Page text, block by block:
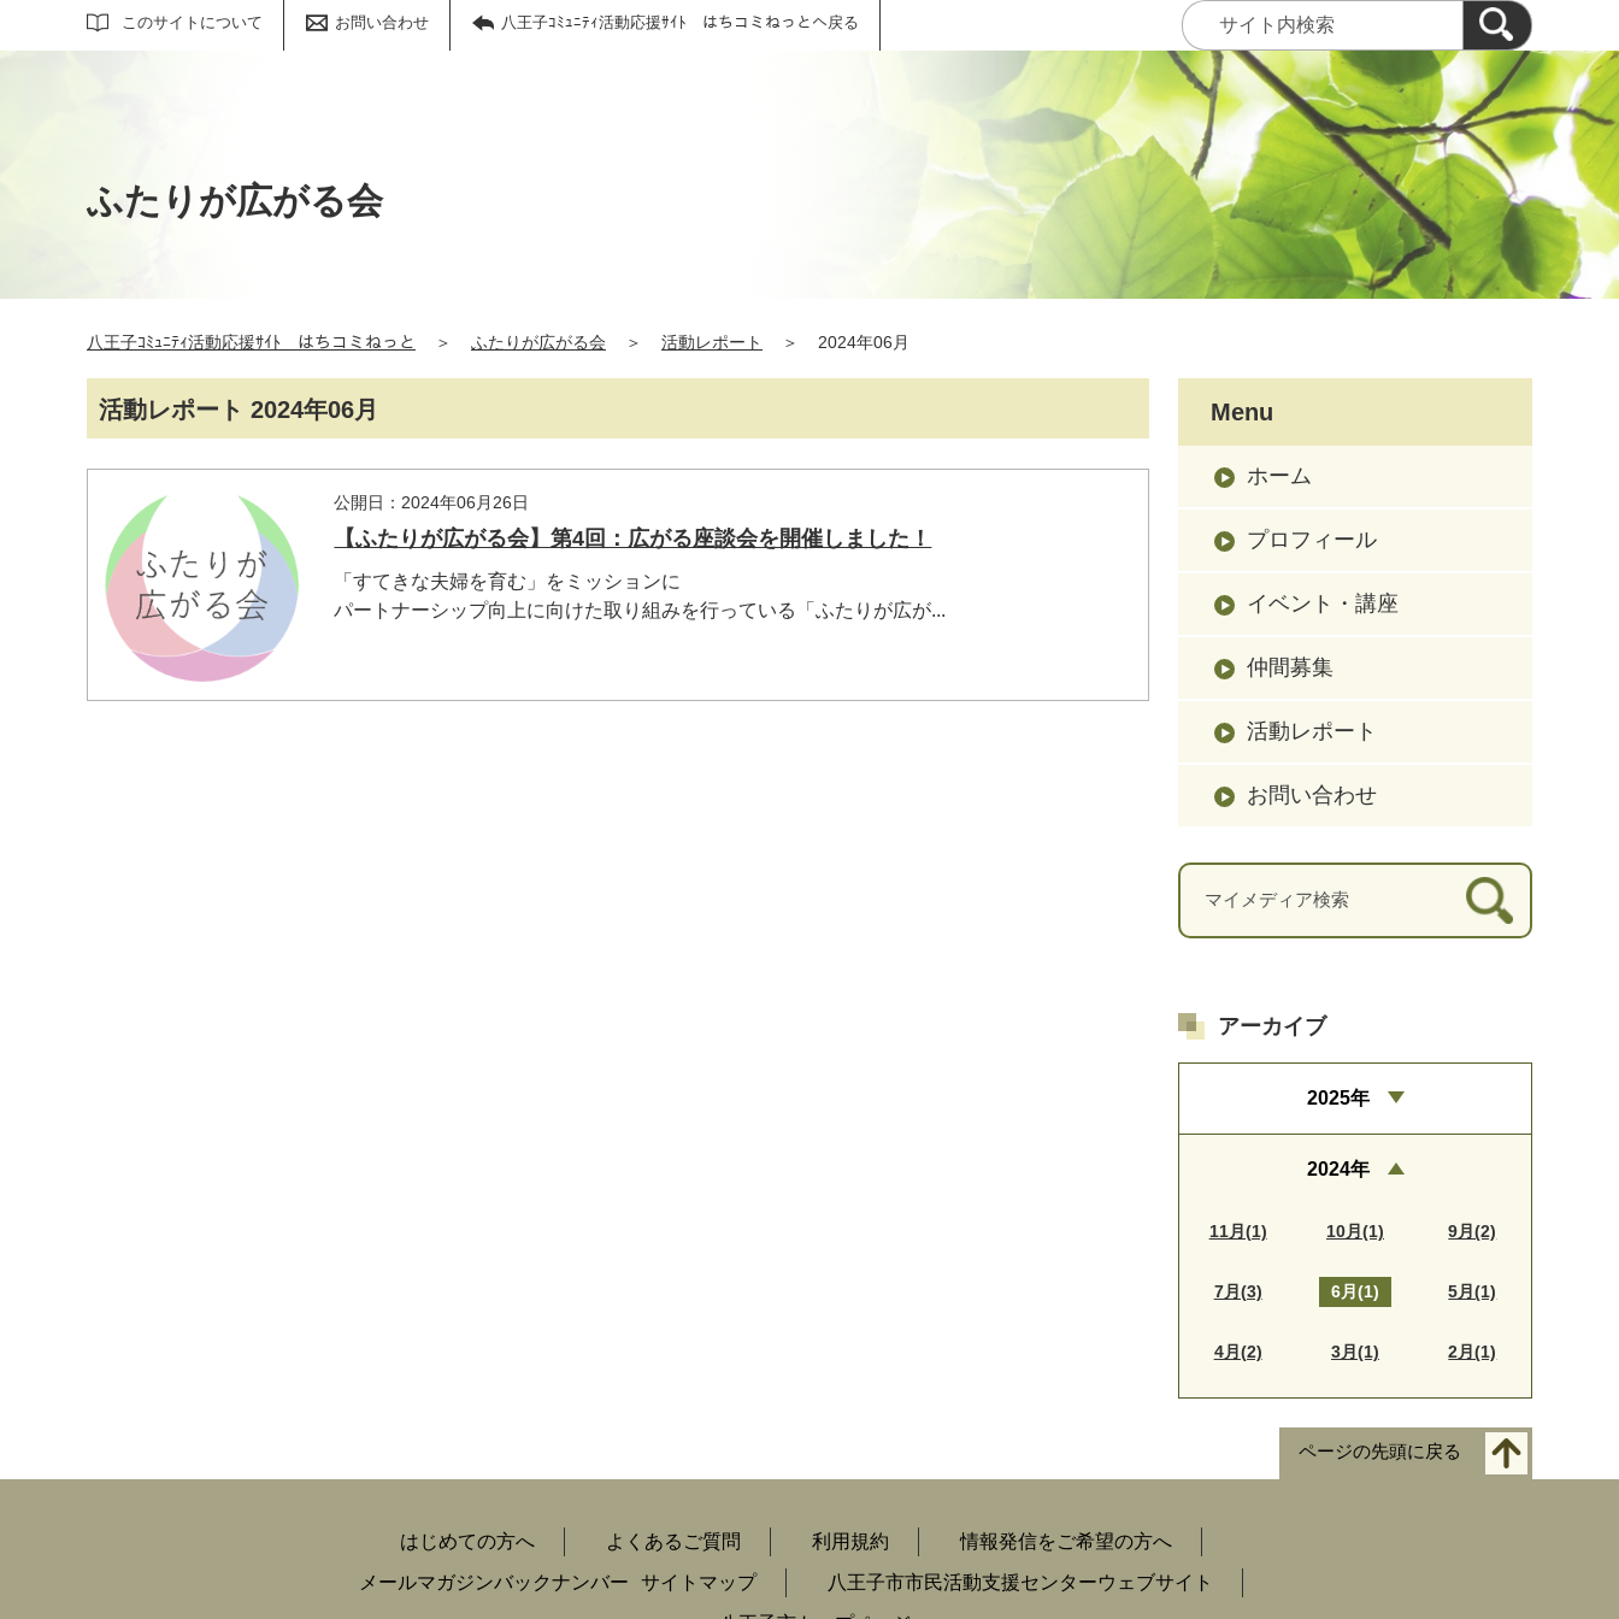
このサイトについて お問い合わせ 八王子ｺﾐｭﾆﾃｨ活動応援ｻｲﾄ はちコミねっとへ戻る
サイト内検索
ふたりが広がる会
八王子ｺﾐｭﾆﾃｨ活動応援ｻｲﾄ はちコミねっと ＞ ふたりが広がる会 ＞ 活動レポート ＞ 2024年06月
活動レポート 2024年06月
公開日：2024年06月26日
【ふたりが広がる会】第4回：広がる座談会を開催しました！
「すてきな夫婦を育む」をミッションに
パートナーシップ向上に向けた取り組みを行っている「ふたりが広が...
Menu
ホーム
プロフィール
イベント・講座
仲間募集
活動レポート
お問い合わせ
アーカイブ
2025年
2024年
11月(1) 10月(1) 9月(2)
7月(3) 6月(1) 5月(1)
4月(2) 3月(1) 2月(1)
ページの先頭に戻る
はじめての方へ よくあるご質問 利用規約
情報発信をご希望の方へ
メールマガジンバックナンバー
サイトマップ
八王子市市民活動支援センターウェブサイト